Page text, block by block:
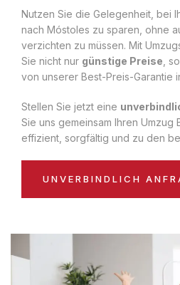
Nutzen Sie die Gelegenheit, bei
nach Móstoles zu sparen, ohne
verzichten zu müssen. Mit
Sie nicht nur günstige Preise ,
von unserer Best-Preis-Garantie
Stellen Sie jetzt eine
Sie uns gemeinsam Ihren Umzug
effizient, sorgfältig und zu den
UNVERBINDLICH